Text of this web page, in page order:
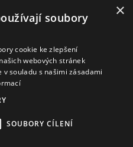
PRINCE2 Agile® jsou registrované
ochranná známka AXELOS Limited. CAPM®,
EXIN Holding B.V.. IPMA® je registrovaná
Association. TOGAF® je registrovaná
×
soubory
cookie ke zlepšení
webových stránek
souladu s našimi zásadami
SOUBORY CÍLENÍ